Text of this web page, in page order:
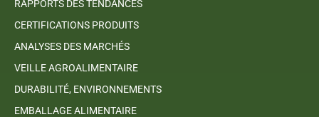
RAPPORTS DES TENDANCES
CERTIFICATIONS PRODUITS
ANALYSES DES MARCHÉS
VEILLE AGROALIMENTAIRE
DURABILITÉ, ENVIRONNEMENTS
EMBALLAGE ALIMENTAIRE